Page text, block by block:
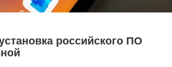
российского ПО